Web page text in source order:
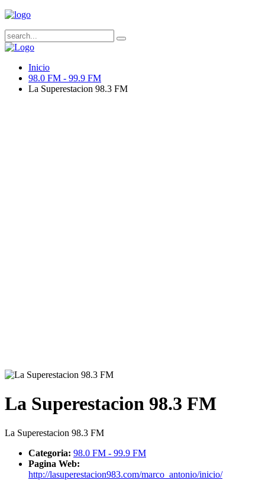
Inicio
98.0 FM - 99.9 FM
La Superestacion 98.3 FM
La Superestacion 98.3 FM
La Superestacion 98.3 FM
Categoria: 98.0 FM - 99.9 FM
Pagina Web:
http://lasuperestacion983.com/marco_antonio/inicio/